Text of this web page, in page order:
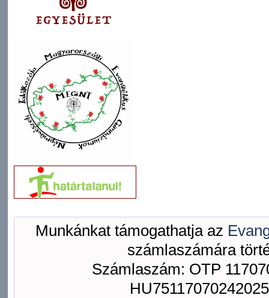
Munkánkat támogathatja az
számlaszámára
Számlaszám: OTP